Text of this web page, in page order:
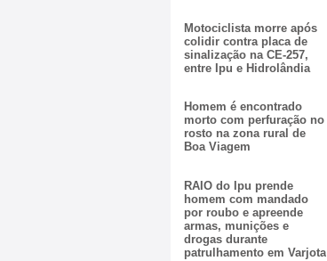
Motociclista morre após
colidir contra placa de
sinalização na CE-257,
entre Ipu e Hidrolândia
Homem é encontrado
morto com perfuração no
rosto na zona rural de
Boa Viagem
RAIO do Ipu prende
homem com mandado
por roubo e apreende
armas, munições e
drogas durante
patrulhamento em Varjota